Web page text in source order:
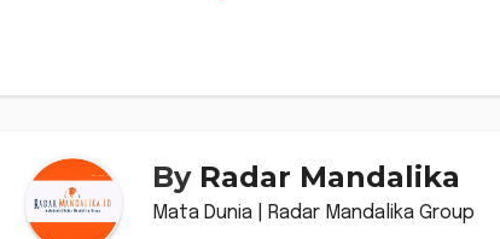
By Radar Mandalika
Mata Dunia | Radar Mandalika Group